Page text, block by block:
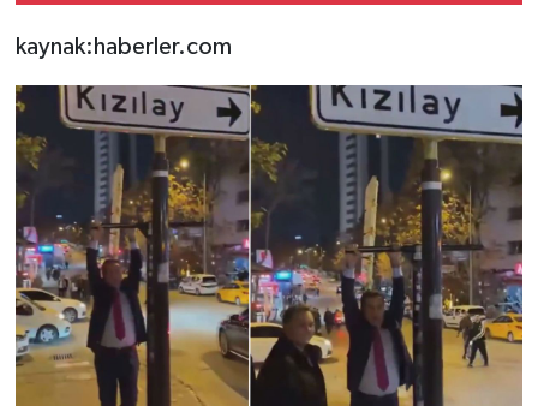
kaynak:haberler.com